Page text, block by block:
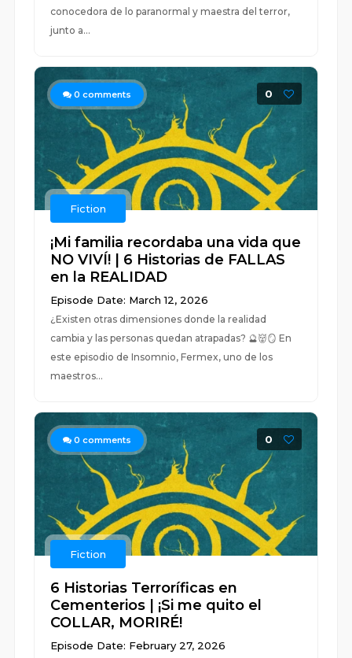
conocedora de lo paranormal y maestra del terror,
junto a...
0 comments 0
Fiction
¡Mi familia recordaba una vida que
NO VIVÍ! | 6 Historias de FALLAS
en la REALIDAD
Episode Date: March 12, 2026
¿Existen otras dimensiones donde la realidad
cambia y las personas quedan atrapadas? 🔮👹🪞 En
este episodio de Insomnio, Fermex, uno de los
maestros...
0 comments 0
Fiction
6 Historias Terroríficas en
Cementerios | ¡Si me quito el
COLLAR, MORIRÉ!
Episode Date: February 27, 2026